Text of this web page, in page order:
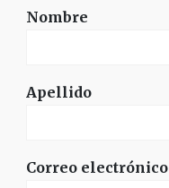
Nombre
Apellido
Correo electrónico